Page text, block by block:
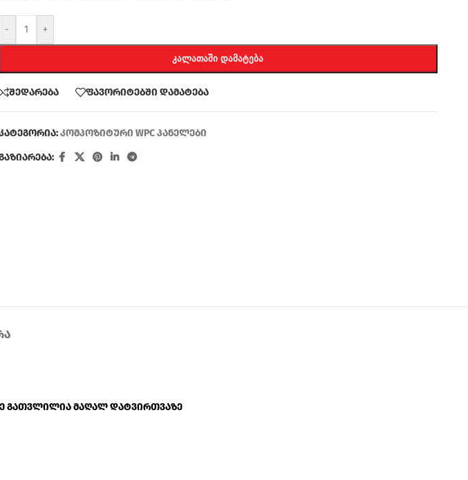
- +
ᲙᲐᲚᲐᲗᲐᲨᲘ ᲓᲐᲛᲐᲢᲔᲑᲐ
შედარება ფავორიტებში დამატება
კომპოზიტური WPC პანელები
გათვლილია მაღალ დატვირთვაზე